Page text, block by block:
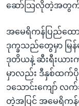
ဆော်သြလိုတဲ့အတွက်
အမေရိကန်ပြည်ထော
ဒုက္ခသည်တွေမှာ မြန်
ဒုတိယနဲ့ ဆီးရီးယာ
မှာလည်း ဒီနှစ်ထက်ပိုပ
၁သောင်းကျော်
တဲ့အပြင် အမေရိကန်စီ